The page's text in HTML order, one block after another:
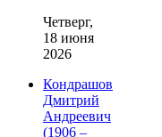
Четверг,
18 июня
2026
Кондрашов
Дмитрий
Андреевич
(1906 –